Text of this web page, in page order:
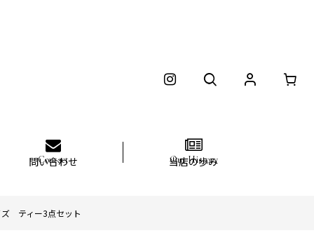
問い合わせ 当店の歩み
ズ ティー3点セット